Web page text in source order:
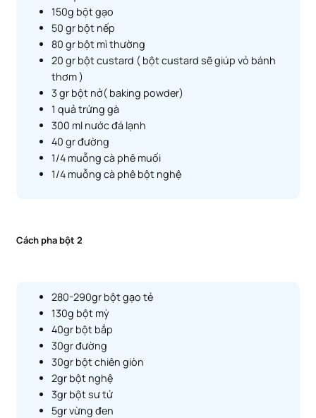
150g bột gạo
50 gr bột nếp
80 gr bột mì thường
20 gr bột custard ( bột custard sẽ giúp vỏ bánh
thơm )
3 gr bột nở( baking powder)
1 quả trứng gà
300 ml nước đá lạnh
40 gr đường
1/4 muỗng cà phê muối
1/4 muỗng cà phê bột nghệ
Cách pha bột 2
280-290gr bột gạo tẻ
130g bột mỳ
40gr bột bắp
30gr đường
30gr bột chiên giòn
2gr bột nghệ
3gr bột sư tử
5gr vừng đen